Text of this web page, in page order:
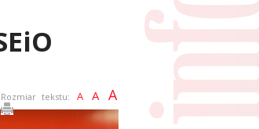
Rozmiar tekstu: A A A